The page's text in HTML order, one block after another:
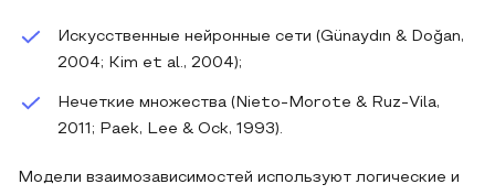
Искусственные нейронные сети (Günaydın & Doğan,
2004; Kim et al., 2004);
Нечеткие множества (Nieto-Morote & Ruz-Vila,
2011; Paek, Lee & Ock, 1993).
Модели взаимозависимостей используют логические и